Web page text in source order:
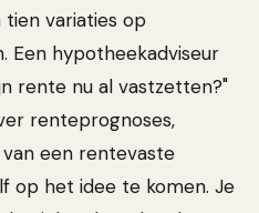
variaties op
Een hypotheekadviseur
rente nu al vastzetten?"
renteprognoses,
een rentevaste
op het idee te komen. Je